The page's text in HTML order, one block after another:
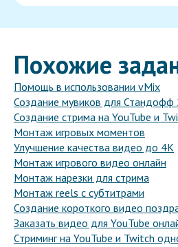
Похожие
Помощь в использовании vMix
Создание мувиков для Стандофф
Создание стрима на YouTube и
Монтаж игровых моментов
Улучшение качества видео до 4К
Монтаж игрового видео онлайн
Монтаж нарезки для стрима
Монтаж reels с субтитрами
Создание короткого видео
Заказать видео для YouTube
Стриминг на YouTube и Twitch